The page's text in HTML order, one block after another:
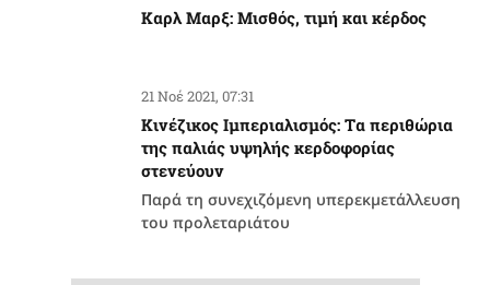
Καρλ Μαρξ: Μισθός, τιμή και κέρδος
21 Νοέ 2021, 07:31
Κινέζικος Ιμπεριαλισμός: Tα περιθώρια
της παλιάς υψηλής κερδοφορίας
στενεύουν
Παρά τη συνεχιζόμενη υπερεκμετάλλευση
του προλεταριάτου